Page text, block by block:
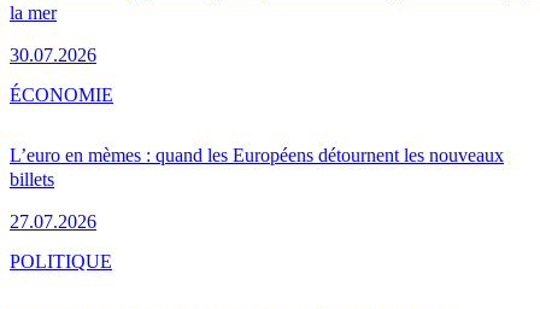
la mer
30.07.2026
L’euro en mèmes : quand les Européens détournent les nouveaux
billets
27.07.2026
ÉCONOMIE
POLITIQUE